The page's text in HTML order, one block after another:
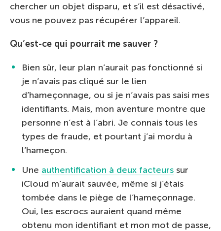
chercher un objet disparu, et s’il est désactivé,
vous ne pouvez pas récupérer l’appareil.
Qu’est-ce qui pourrait me sauver ?
Bien sûr, leur plan n’aurait pas fonctionné si
je n’avais pas cliqué sur le lien
d’hameçonnage, ou si je n’avais pas saisi mes
identifiants. Mais, mon aventure montre que
personne n’est à l’abri. Je connais tous les
types de fraude, et pourtant j’ai mordu à
l’hameçon.
Une authentification à deux facteurs sur
iCloud m’aurait sauvée, même si j’étais
tombée dans le piège de l’hameçonnage.
Oui, les escrocs auraient quand même
obtenu mon identifiant et mon mot de passe,